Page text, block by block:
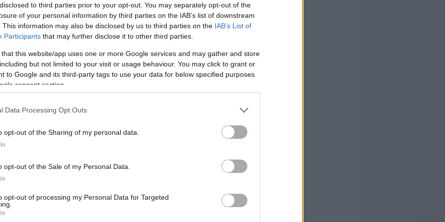
to third parties prior to your opt-out. You may separately opt-out of the
of your personal information by third parties on the IAB’s list of downstream
This information may also be disclosed by us to third parties on the IAB’s List of
Participants that may further disclose it to other third parties.
that this website/app uses one or more Google services and may gather and store
but not limited to your visit or usage behaviour. You may click to grant or
to Google and its third-party tags to use your data for below specified purposes
consent section.
Data Processing Opt Outs
opt-out of the Sharing of my personal data.
opt-out of the Sale of my Personal Data.
opt-out of processing my Personal Data for Targeted
ΠΑΟΚ.
ΤηςEurohoops Team/
Δύο μήνες κράτησε τελικά η θητεία
του Μπριάντε Ουέμπερ στον
που ήρθε στους ”ερυθρόλυκους” για
Γιάνις Στρέλνιεκςμετά τον
της ομάδας να είναι ιδιαίτερα
του παίκτη.
ήρθε και επίσημα, με τις δύο πλευρές να
σήμερα Σάββατο (13/4).